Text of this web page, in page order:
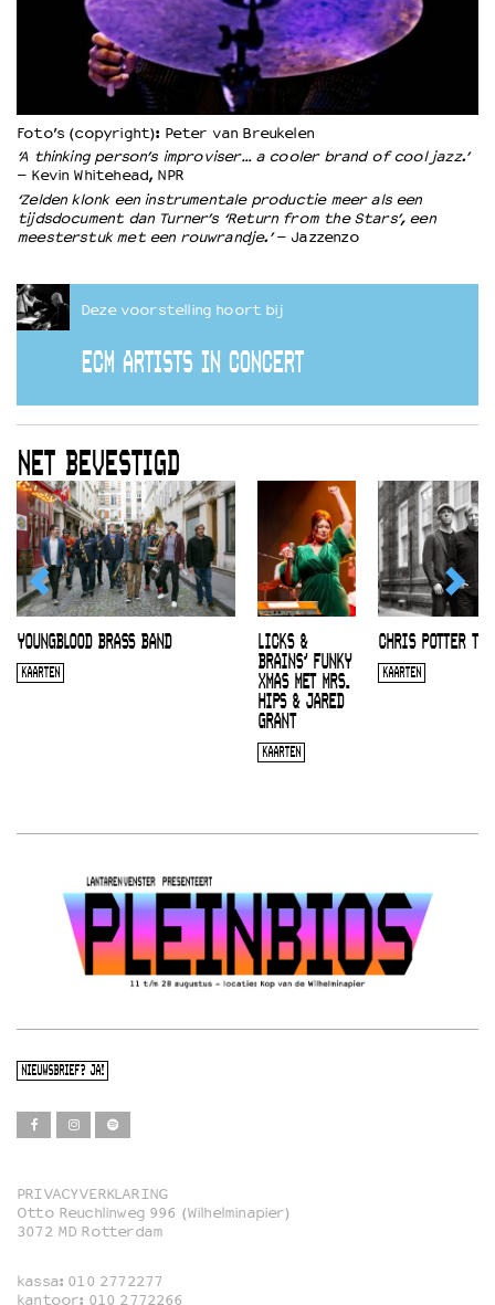
Foto’s (copyright): Peter van Breukelen
‘A thinking person’s improviser… a cooler brand of cool jazz.’
– Kevin Whitehead, NPR
‘Zelden klonk een instrumentale productie meer als een
tijdsdocument dan Turner’s ‘Return from the Stars’, een
meesterstuk met een rouwrandje.’– Jazzenzo
Deze voorstelling hoort bij
ECM ARTISTS IN CONCERT
NET BEVESTIGD
YOUNGBLOOD BRASS BAND
KAARTEN
LICKS &
BRAINS’ FUNKY
XMAS MET MRS.
HIPS & JARED
GRANT
KAARTEN
CHRIS POTTER
KAARTEN
NIEUWSBRIEF? JA!
Film
Familie
PRIVACYVERKLARING
Otto Reuchlinweg 996 (Wilhelminapier)
3072 MD Rotterdam
kassa: 010 2772277
kantoor: 010 2772266